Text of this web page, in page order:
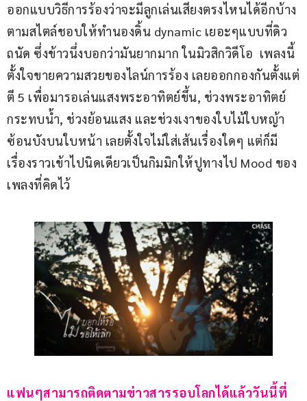
ออกแบบวิธีการร้องว่าจะมีลูกเล่นเสียงตรงไหนได้อีกบ้าง
ตามสไตล์ชอบให้ทำนองดิ้น dynamic เยอะๆแบบที่ดิว
ถนัด ซึ่งข้าวนึ่งบอกว่ามันยากมาก ในมิวสิกวิดีโอ  เพลงนี้
ตั้งใจขายความสวยของไลน์การร้อง เลยออกกองกันตั้งแต่
ตี 5 เพื่อมารอเล่นแสงพระอาทิตย์ขึ้น, ช่วงพระอาทิตย์
กระทบน้ำ, ช่วงย้อนแสง และช่วงเงาของใบไม้ใบหญ้า
ซ้อนบังบนใบหน้า เลยตั้งใจไม่ใส่เส้นเรื่องใดๆ แต่ก็มี
เรื่องราวเข้าไปนิดเดียวเป็นกิมมิกให้ปูทางไป Mood ของ
เพลงที่คิดไว้
แฟนๆสามารถติดตามข่าวสารรอบโลกได้แล้ววันนี้ที่